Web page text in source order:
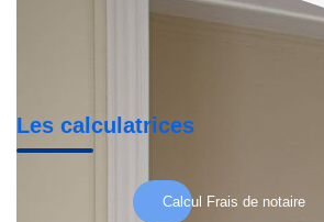
Les calculatrices
Calcul Frais de notaire